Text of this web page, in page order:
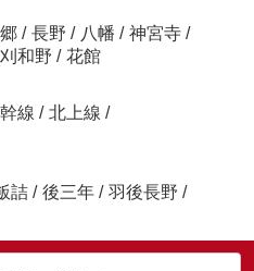
/ 長野 / 八幡 / 神宮寺 /
刈和野 / 花館
線 / 北上線 /
詰 / 後三年 / 羽後長野 /